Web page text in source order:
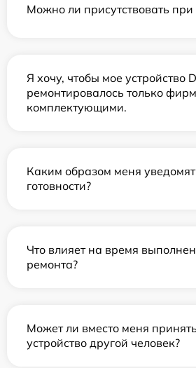
Можно ли присутствовать при
Я хочу, чтобы мое устройство
ремонтировалось только
комплектующими.
Каким образом меня
готовности?
Что влияет на время
ремонта?
Может ли вместо меня принять
устройство другой человек?